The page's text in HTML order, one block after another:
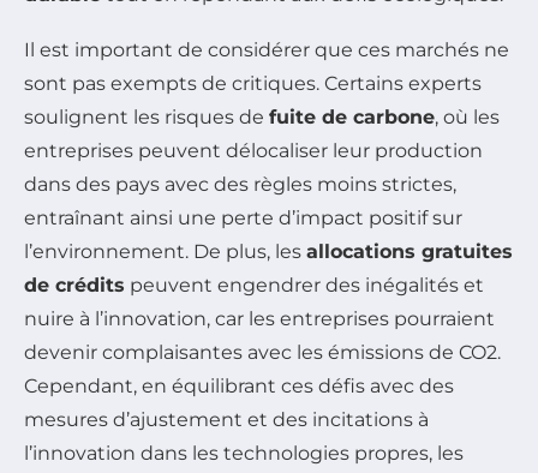
Il est important de considérer que ces marchés ne
sont pas exempts de critiques. Certains experts
soulignent les risques de fuite de carbone, où les
entreprises peuvent délocaliser leur production
dans des pays avec des règles moins strictes,
entraînant ainsi une perte d’impact positif sur
l’environnement. De plus, les allocations gratuites
de crédits peuvent engendrer des inégalités et
nuire à l’innovation, car les entreprises pourraient
devenir complaisantes avec les émissions de CO2.
Cependant, en équilibrant ces défis avec des
mesures d’ajustement et des incitations à
l’innovation dans les technologies propres, les